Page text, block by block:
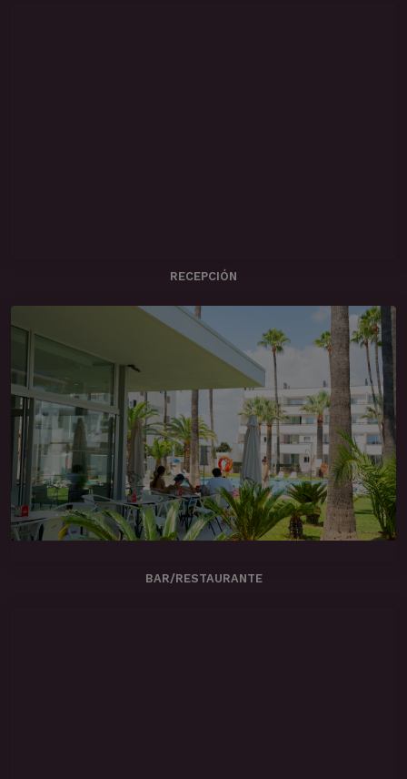
RECEPCIÓN
BAR/RESTAURANTE